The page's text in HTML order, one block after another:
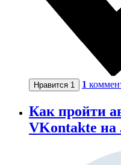
Нравится 1 1
Как пройти
VKontakte на